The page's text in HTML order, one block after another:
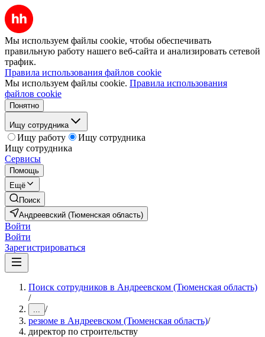
Мы используем файлы cookie, чтобы обеспечивать
правильную работу нашего веб-сайта и анализировать сетевой
трафик.
Правила использования файлов cookie
Мы используем файлы cookie. Правила использования
файлов cookie
Понятно
Ищу сотрудника
Ищу работу
Ищу сотрудника
Ищу сотрудника
Сервисы
Помощь
Ещё
Поиск
Андреевский (Тюменская область)
Войти
Войти
Зарегистрироваться
Поиск сотрудников в Андреевском (Тюменская область)
/
... /
резюме в Андреевском (Тюменская область)/
директор по строительству